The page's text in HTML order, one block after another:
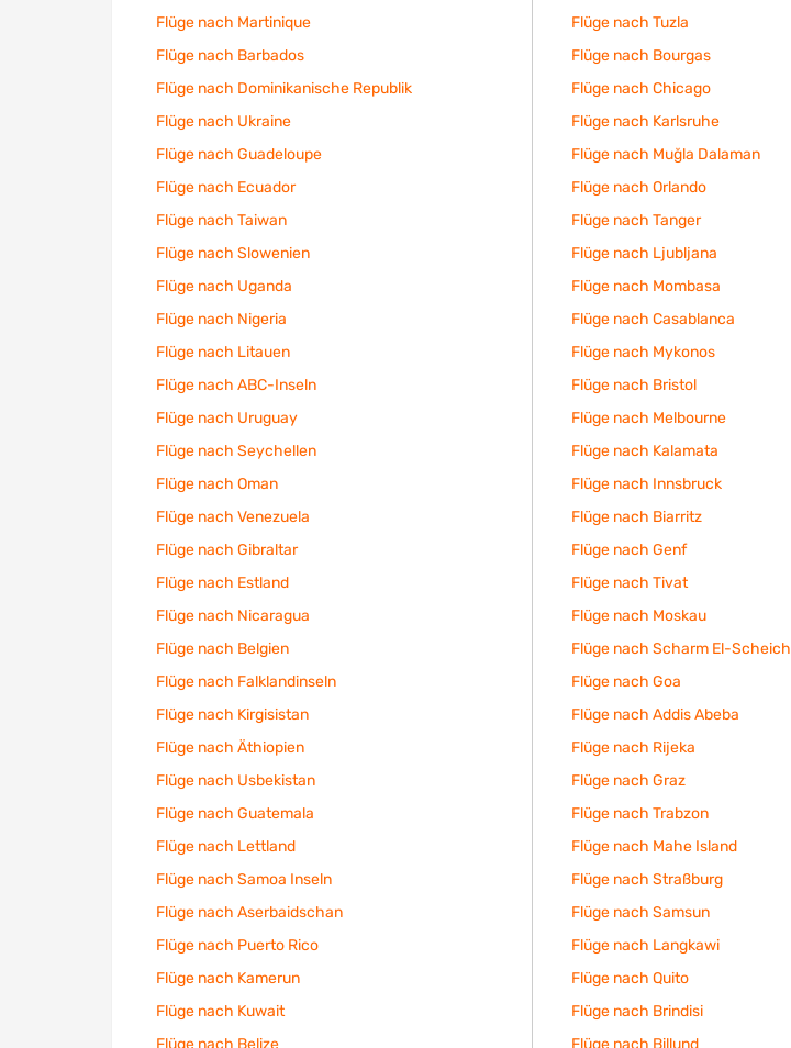
Flüge nach Martinique
Flüge nach Barbados
Flüge nach Dominikanische Republik
Flüge nach Ukraine
Flüge nach Guadeloupe
Flüge nach Ecuador
Flüge nach Taiwan
Flüge nach Slowenien
Flüge nach Uganda
Flüge nach Nigeria
Flüge nach Litauen
Flüge nach ABC-Inseln
Flüge nach Uruguay
Flüge nach Seychellen
Flüge nach Oman
Flüge nach Venezuela
Flüge nach Gibraltar
Flüge nach Estland
Flüge nach Nicaragua
Flüge nach Belgien
Flüge nach Falklandinseln
Flüge nach Kirgisistan
Flüge nach Äthiopien
Flüge nach Usbekistan
Flüge nach Guatemala
Flüge nach Lettland
Flüge nach Samoa Inseln
Flüge nach Aserbaidschan
Flüge nach Puerto Rico
Flüge nach Kamerun
Flüge nach Kuwait
Flüge nach Belize
Flüge nach Tuzla
Flüge nach Bourgas
Flüge nach Chicago
Flüge nach Karlsruhe
Flüge nach Muğla Dalaman
Flüge nach Orlando
Flüge nach Tanger
Flüge nach Ljubljana
Flüge nach Mombasa
Flüge nach Casablanca
Flüge nach Mykonos
Flüge nach Bristol
Flüge nach Melbourne
Flüge nach Kalamata
Flüge nach Innsbruck
Flüge nach Biarritz
Flüge nach Genf
Flüge nach Tivat
Flüge nach Moskau
Flüge nach Scharm El-Scheich
Flüge nach Goa
Flüge nach Addis Abeba
Flüge nach Rijeka
Flüge nach Graz
Flüge nach Trabzon
Flüge nach Mahe Island
Flüge nach Straßburg
Flüge nach Samsun
Flüge nach Langkawi
Flüge nach Quito
Flüge nach Brindisi
Flüge nach Billund